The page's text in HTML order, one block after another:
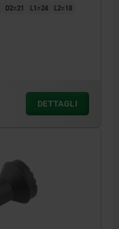
D2=21 L1=24
L2=18
DETTAGLI